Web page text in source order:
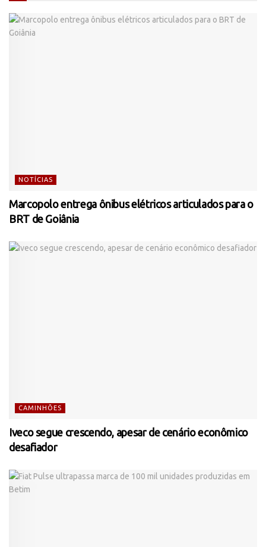
NOTÍCIAS
Marcopolo entrega ônibus elétricos articulados para o
BRT de Goiânia
CAMINHÕES
Iveco segue crescendo, apesar de cenário econômico
desafiador